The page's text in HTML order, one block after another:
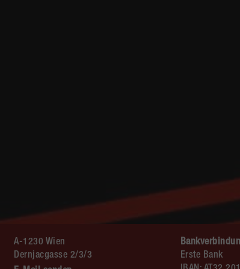
A-1230 Wien
Dernjacgasse 2/3/3
Erste Bank